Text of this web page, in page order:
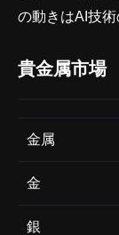
の動きはAI技術
貴金属市場
金属
金
銀